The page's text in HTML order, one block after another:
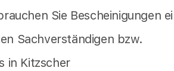
Sie Bescheinigungen
Sachverständigen bzw.
in Kitzscher